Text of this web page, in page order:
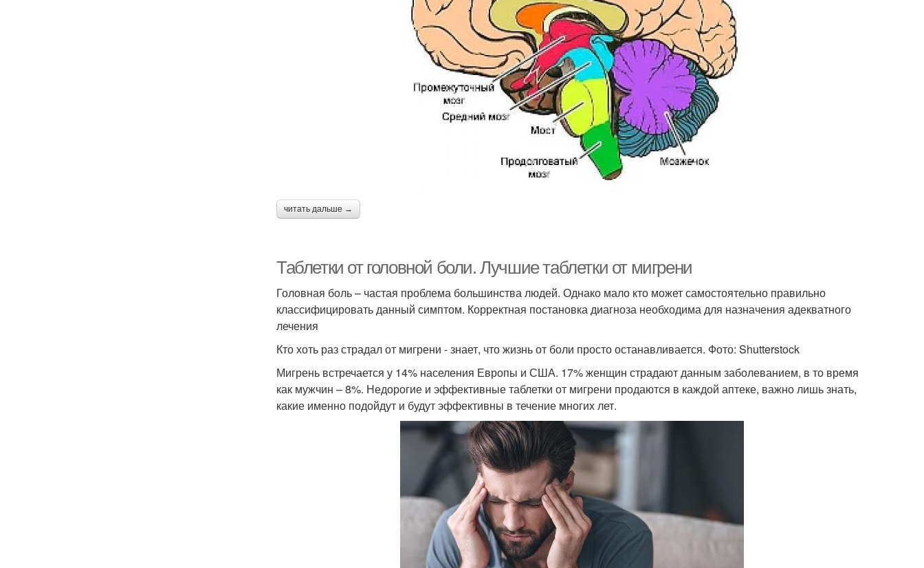
читать дальше →
Таблетки от головной боли. Лучшие таблетки от мигрени
Головная боль – частая проблема большинства людей. Однако мало кто может самостоятельно правильно
классифицировать данный симптом. Корректная постановка диагноза необходима для назначения адекватного
лечения
Кто хоть раз страдал от мигрени - знает, что жизнь от боли просто останавливается. Фото: Shutterstock
Мигрень встречается у 14% населения Европы и США. 17% женщин страдают данным заболеванием, в то время
как мужчин – 8%. Недорогие и эффективные таблетки от мигрени продаются в каждой аптеке, важно лишь знать,
какие именно подойдут и будут эффективны в течение многих лет.